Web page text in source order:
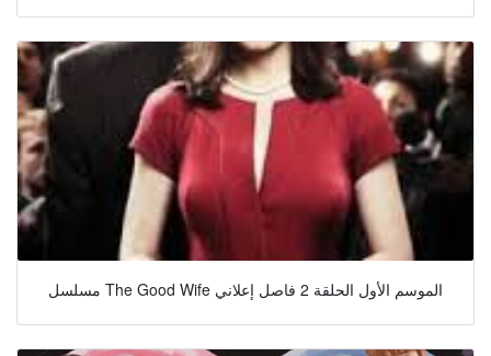
مسلسل The Good Wife الموسم الأول الحلقة 2 فاصل إعلاني